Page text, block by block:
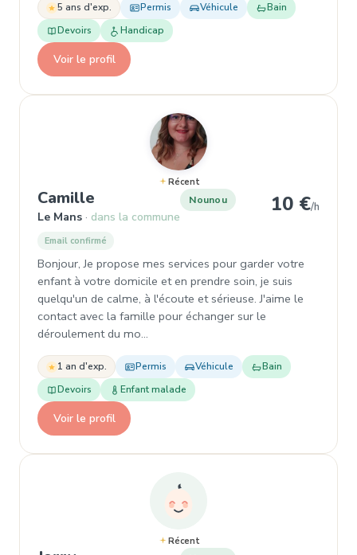
5 ans d'exp. Permis Véhicule
Bain
Devoirs
Handicap
Voir le profil
Récent
Camille , Nounou à Le Mans
Le Mans dans la commune
Nounou 10 €/h
Email confirmé
Bonjour, Je propose mes services pour garder votre
enfant à votre domicile et en prendre soin, je suis
quelqu'un de calme, à l'écoute et sérieuse. J'aime le
contact avec la famille pour échanger sur le
déroulement du mo…
1 an d'exp. Permis Véhicule
Bain
Devoirs
Enfant malade
Voir le profil
Récent